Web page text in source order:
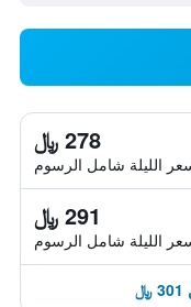
278 ﷼
الليلة شامل الرسوم
291 ﷼
الليلة شامل الرسوم